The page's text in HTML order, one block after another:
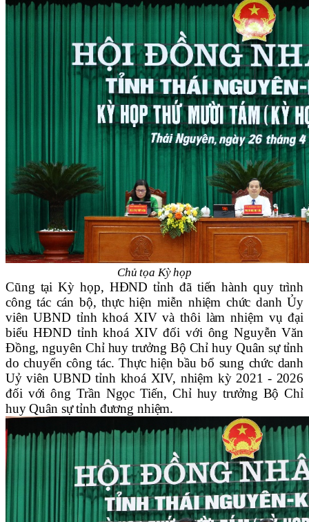
Chủ tọa Kỳ họp
Cũng tại Kỳ họp, HĐND tỉnh đã tiến hành quy trình
công tác cán bộ, thực hiện miễn nhiệm chức danh Ủy
viên UBND tỉnh khoá XIV và thôi làm nhiệm vụ đại
biểu HĐND tỉnh khoá XIV đối với ông Nguyễn Văn
Đồng, nguyên Chỉ huy trưởng Bộ Chỉ huy Quân sự tỉnh
do chuyển công tác. Thực hiện bầu bổ sung chức danh
Uỷ viên UBND tỉnh khoá XIV, nhiệm kỳ 2021 - 2026
đối với ông Trần Ngọc Tiến, Chỉ huy trưởng Bộ Chỉ
huy Quân sự tỉnh đương nhiệm.